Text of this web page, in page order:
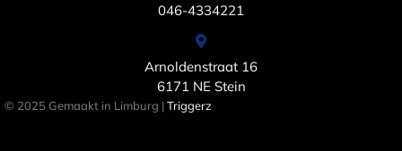
046-4334221
Arnoldenstraat 16
6171 NE Stein
© 2025 Gemaakt in Limburg |Triggerz